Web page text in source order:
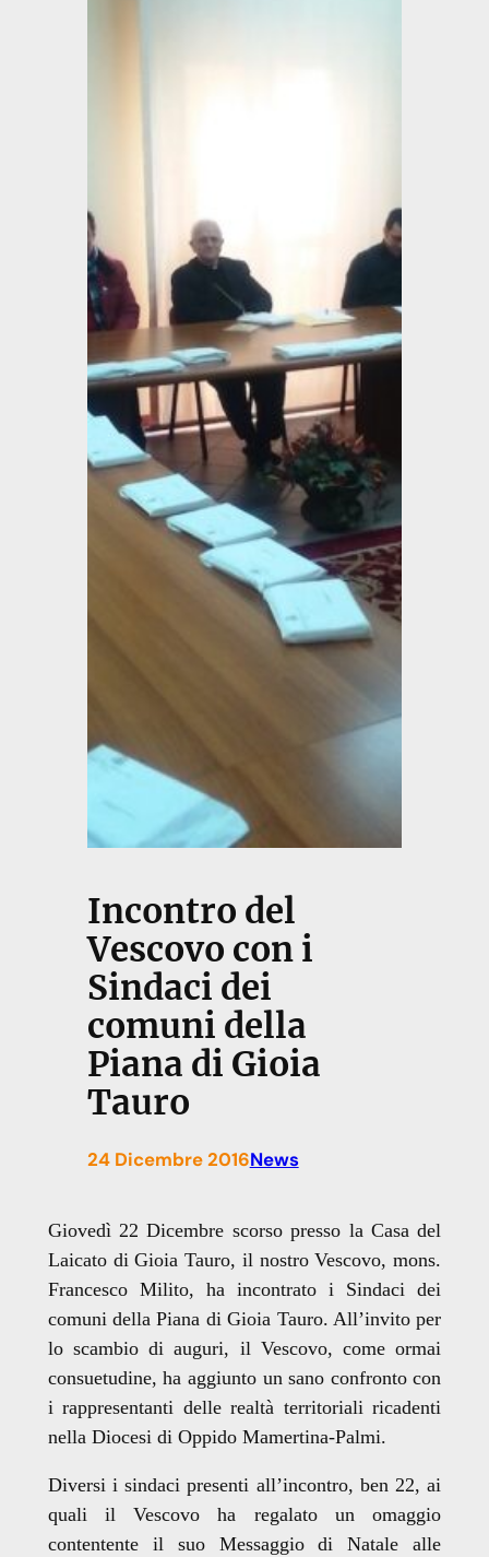
Incontro del
Vescovo con i
Sindaci dei
comuni della
Piana di Gioia
Tauro
24 Dicembre 2016News
Giovedì 22 Dicembre scorso presso la Casa del
Laicato di Gioia Tauro, il nostro Vescovo, mons.
Francesco Milito, ha incontrato i Sindaci dei
comuni della Piana di Gioia Tauro. All’invito per
lo scambio di auguri, il Vescovo, come ormai
consuetudine, ha aggiunto un sano confronto con
i rappresentanti delle realtà territoriali ricadenti
nella Diocesi di Oppido Mamertina-Palmi.
Diversi i sindaci presenti all’incontro, ben 22, ai
quali il Vescovo ha regalato un omaggio
contentente il suo Messaggio di Natale alle